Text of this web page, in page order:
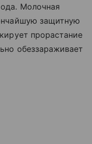
Молочная
защитную
прорастание
обеззараживает